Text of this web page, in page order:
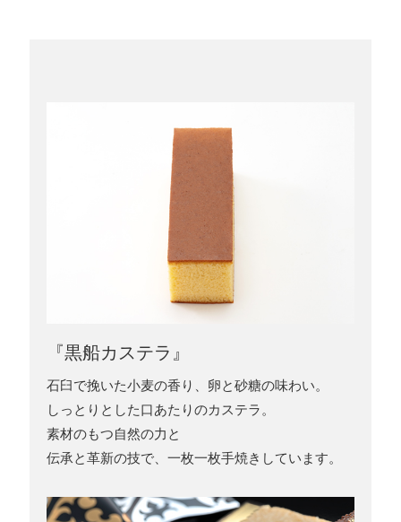
『黒船カステラ』
石臼で挽いた小麦の香り、卵と砂糖の味わい。
しっとりとした口あたりのカステラ。
素材のもつ自然の力と
伝承と革新の技で、一枚一枚手焼きしています。